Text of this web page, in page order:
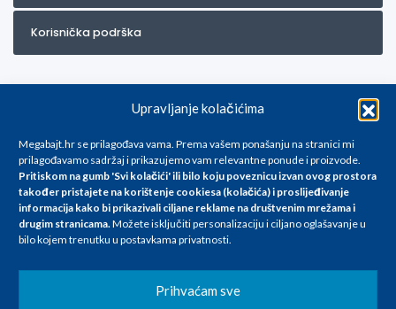
Upravljanje kolačićima
Megabajt.hr se prilagođava vama. Prema vašem ponašanju na stranici mi
prilagođavamo sadržaj i prikazujemo vam relevantne ponude i proizvode.
Pritiskom na gumb 'Svi kolačići' ili bilo koju poveznicu izvan ovog prostora
također pristajete na korištenje cookiesa (kolačića) i proslijeđivanje
informacija kako bi prikazivali ciljane reklame na društvenim mrežama i
drugim stranicama.Možete isključiti personalizaciju i ciljano oglašavanje u
bilo kojem trenutku u postavkama privatnosti.
Prihvaćam sve
Korisnička podrška
Za artikle kojih trenutno nema u ponudi obratite nam se na
info@megabajt.hr. Sve cijene su informativnog karaktera i podložne su
promjenama, a
iskazane su za avansno plaćanje(gotovina) u Eurima i uključuju PDV. Sve
se razlikovati od cijena u našim poslovnicama. Trudimo se dati što bolji
i točniji opis i sliku. Unatoč tome, ne možemo garantirati da su svi